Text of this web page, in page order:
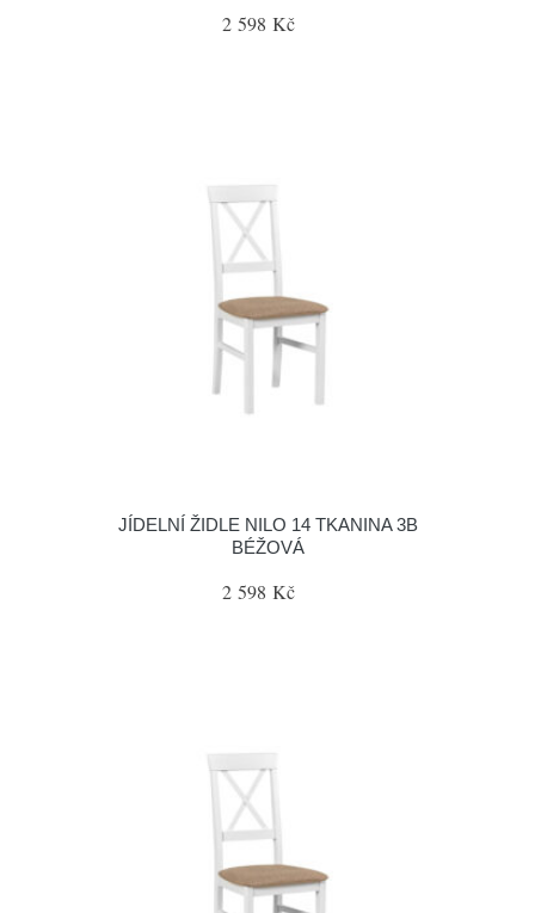
2 598 Kč
JÍDELNÍ ŽIDLE NILO 14 TKANINA 3B
BÉŽOVÁ
2 598 Kč